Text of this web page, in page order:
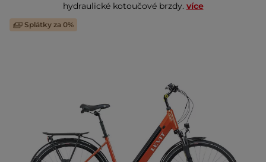
hydraulické kotoučové brzdy. více
Splátky za 0%